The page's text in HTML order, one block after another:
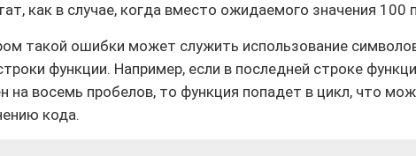
как в случае, когда вместо ожидаемого значения 100
такой ошибки может служить использование
функции. Например, если в последней строке
на восемь пробелов, то функция попадет в цикл, что
кода.